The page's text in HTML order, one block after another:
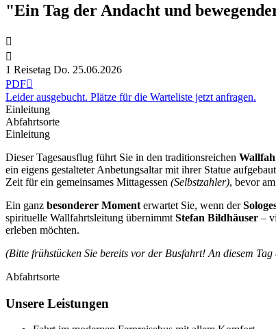
"Ein Tag der Andacht und


1 Reisetag Do. 25.06.2026
PDF
Leider ausgebucht. Plätze für die Warteliste jetzt anfragen.
Einleitung
Abfahrtsorte
Einleitung
Dieser Tagesausflug führt Sie in den traditionsreichen
ein eigens gestalteter Anbetungsaltar mit ihrer Statue
Zeit für ein gemeinsames Mittagessen (Selbstzahler), bevor
Ein ganz besonderer Moment erwartet Sie, wenn der
spirituelle Wallfahrtsleitung übernimmt Stefan Bildhäuser –
erleben möchten.
(Bitte frühstücken Sie bereits vor der Busfahrt! An diesem
Abfahrtsorte
Unsere Leistungen